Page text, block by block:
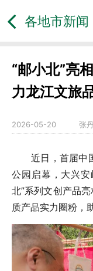
各地市新闻
“邮小北”亮
力龙江文旅
2026-05-20 张
近日，首届中国
公园启幕，大兴
北”系列文创产品
质产品实力圈粉，